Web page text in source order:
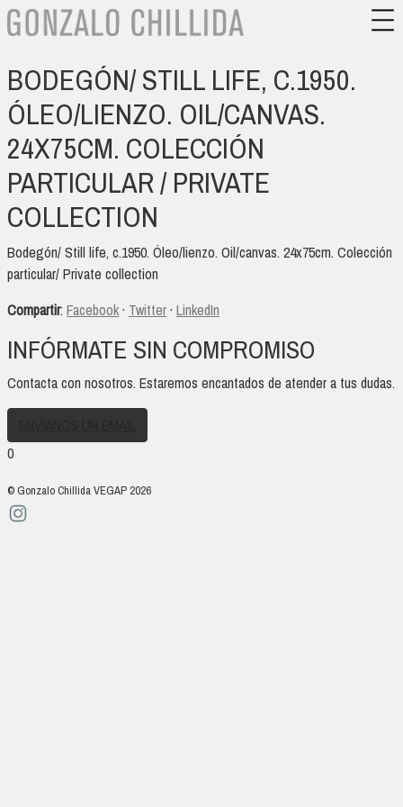
BODEGÓN/ STILL LIFE, C.1950.
ÓLEO/LIENZO. OIL/CANVAS.
24X75CM. COLECCIÓN
PARTICULAR / PRIVATE
COLLECTION
Bodegón/ Still life, c.1950. Óleo/lienzo. Oil/canvas. 24x75cm. Colección
particular/ Private collection
Compartir: Facebook· Twitter· LinkedIn
INFÓRMATE SIN COMPROMISO
Contacta con nosotros. Estaremos encantados de atender a tus dudas.
0
© Gonzalo Chillida VEGAP 2026